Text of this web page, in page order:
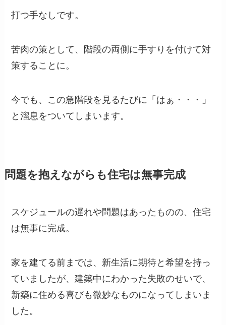
打つ手なしです。
苦肉の策として、階段の両側に手すりを付けて対
策することに。
今でも、この急階段を見るたびに「はぁ・・・」
と溜息をついてしまいます。
問題を抱えながらも住宅は無事完成
スケジュールの遅れや問題はあったものの、住宅
は無事に完成。
家を建てる前までは、新生活に期待と希望を持っ
ていましたが、建築中にわかった失敗のせいで、
新築に住める喜びも微妙なものになってしまいま
した。